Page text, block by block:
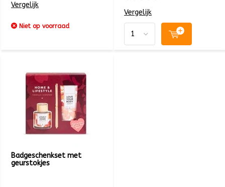
Vergelijk
Niet op voorraad
Vergelijk
Badgeschenkset met
geurstokjes